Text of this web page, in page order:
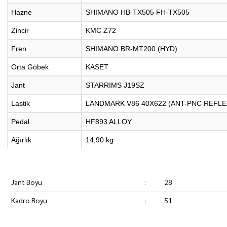
Hazne SHIMANO HB-TX505 FH-TX505
Zincir KMC Z72
Fren SHIMANO BR-MT200 (HYD)
Orta Göbek KASET
Jant STARRIMS J19SZ
Lastik LANDMARK V86 40X622 (ANT-PNC
Pedal HF893 ALLOY
Ağırlık 14,90 kg
Jant Boyu :
28
Kadro Boyu
: 51